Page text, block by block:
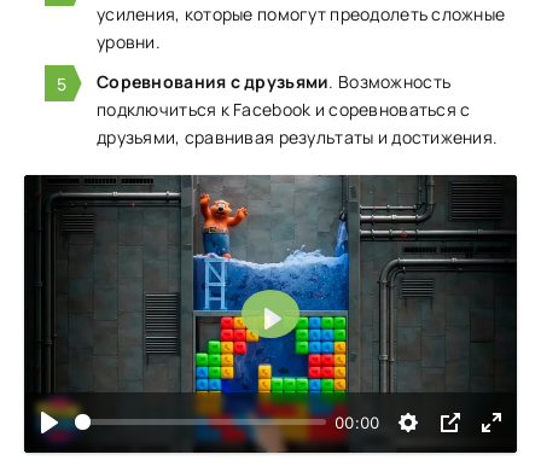
усиления, которые помогут преодолеть сложные
уровни.
Соревнования с друзьями. Возможность
подключиться к Facebook и соревноваться с
друзьями, сравнивая результаты и достижения.
00:00
Воспроизвести